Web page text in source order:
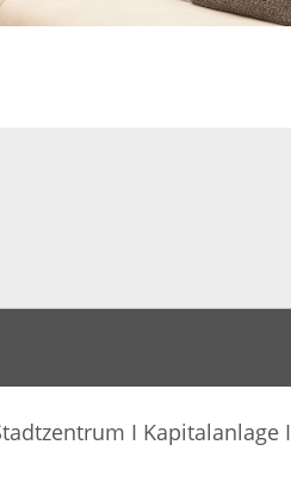
I Kapitalanlage I